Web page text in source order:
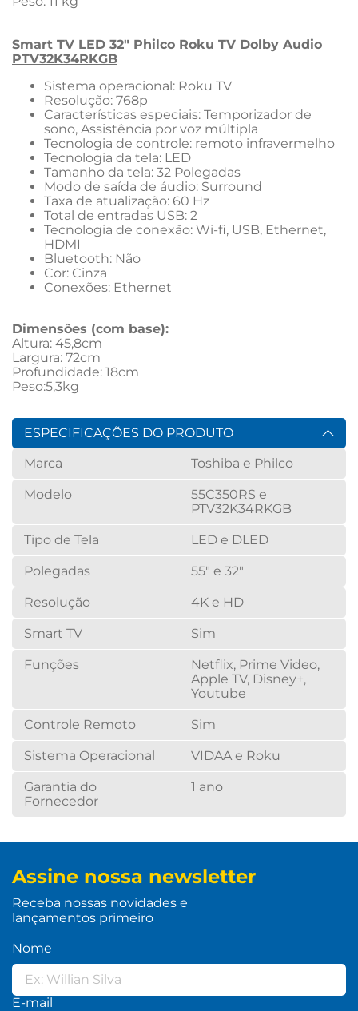
Smart TV LED 32" Philco Roku TV Dolby Audio
PTV32K34RKGB
Sistema operacional: Roku TV
Resolução: 768p
Características especiais: Temporizador de
sono, Assistência por voz múltipla
Tecnologia de controle: remoto infravermelho
Tecnologia da tela: LED
Tamanho da tela: 32 Polegadas
Modo de saída de áudio: Surround
Taxa de atualização: 60 Hz
Total de entradas USB: 2
Tecnologia de conexão: Wi-fi, USB, Ethernet,
HDMI
Bluetooth: Não
Cor: Cinza
Conexões: Ethernet
Dimensões (com base):
Altura: 45,8cm
Largura: 72cm
Profundidade: 18cm
Peso:5,3kg
ESPECIFICAÇÕES DO PRODUTO
Marca
Toshiba e Philco
Modelo
55C350RS e
PTV32K34RKGB
Tipo de Tela LED e DLED
Polegadas 55" e 32"
Resolução 4K e HD
Smart TV Sim
Funções
Netflix, Prime Video,
Apple TV, Disney+,
Youtube
Controle Remoto Sim
Sistema Operacional VIDAA e Roku
Garantia do
Fornecedor
1 ano
Assine nossa newsletter
Receba nossas novidades e
lançamentos primeiro
Nome
E-mail